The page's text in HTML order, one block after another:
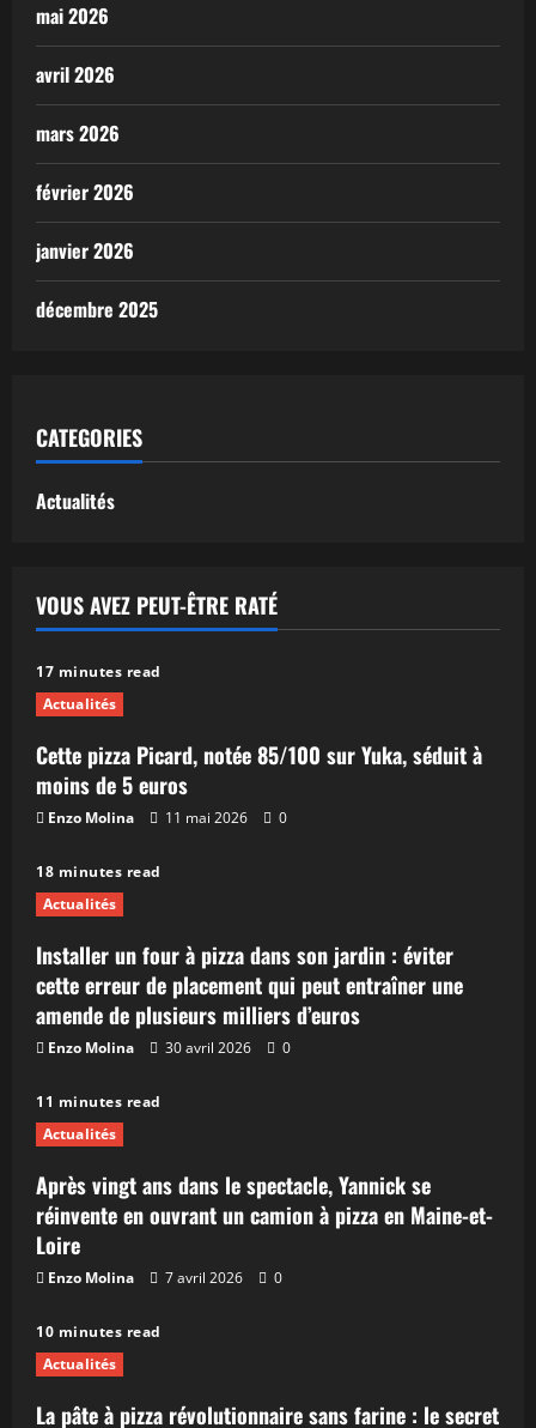
mai 2026
avril 2026
mars 2026
février 2026
janvier 2026
décembre 2025
CATEGORIES
Actualités
VOUS AVEZ PEUT-ÊTRE RATÉ
17 minutes read
Actualités
Cette pizza Picard, notée 85/100 sur Yuka, séduit à
moins de 5 euros
Enzo Molina 11 mai 2026 0
18 minutes read
Actualités
Installer un four à pizza dans son jardin : éviter
cette erreur de placement qui peut entraîner une
amende de plusieurs milliers d’euros
Enzo Molina 30 avril 2026 0
11 minutes read
Actualités
Après vingt ans dans le spectacle, Yannick se
réinvente en ouvrant un camion à pizza en Maine-et-
Loire
Enzo Molina 7 avril 2026 0
10 minutes read
Actualités
La pâte à pizza révolutionnaire sans farine : le secret